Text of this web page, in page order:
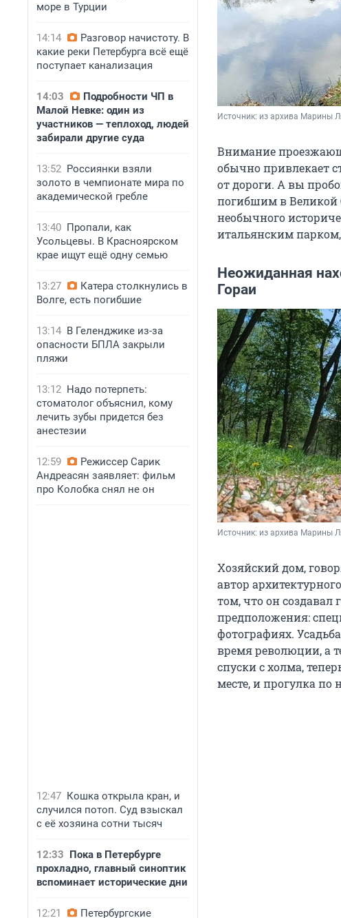
море в Турции
14:14
Разговор начистоту. В
какие реки Петербурга всё ещё
поступает канализация
14:03
Подробности ЧП в
Малой Невке: один из
участников — теплоход, людей
забирали другие суда
13:52 Россиянки взяли
золото в чемпионате мира по
академической гребле
13:40 Пропали, как
Усольцевы. В Красноярском
крае ищут ещё одну семью
13:27
Катера столкнулись в
Волге, есть погибшие
13:14 В Геленджике из-за
опасности БПЛА закрыли
пляжи
13:12 Надо потерпеть:
стоматолог объяснил, кому
лечить зубы придется без
анестезии
12:59
Режиссер Сарик
Андреасян заявляет: фильм
про Колобка снял не он
12:47 Кошка открыла кран, и
случился потоп. Суд взыскал
с её хозяина сотни тысяч
12:33 Пока в Петербурге
прохладно, главный синоптик
вспоминает исторические дни
12:21 Петербургские
Источник: из архива Марины
Внимание
обычно привлекает
от дороги. А вы
погибшим в Великой
необычного
итальянским
Неожиданная
Гораи
Источник: из архива Марины
Хозяйский дом,
автор
том, что он создавал
предположения:
фотографиях.
время революции, а
спуски с холма,
месте, и прогулка по